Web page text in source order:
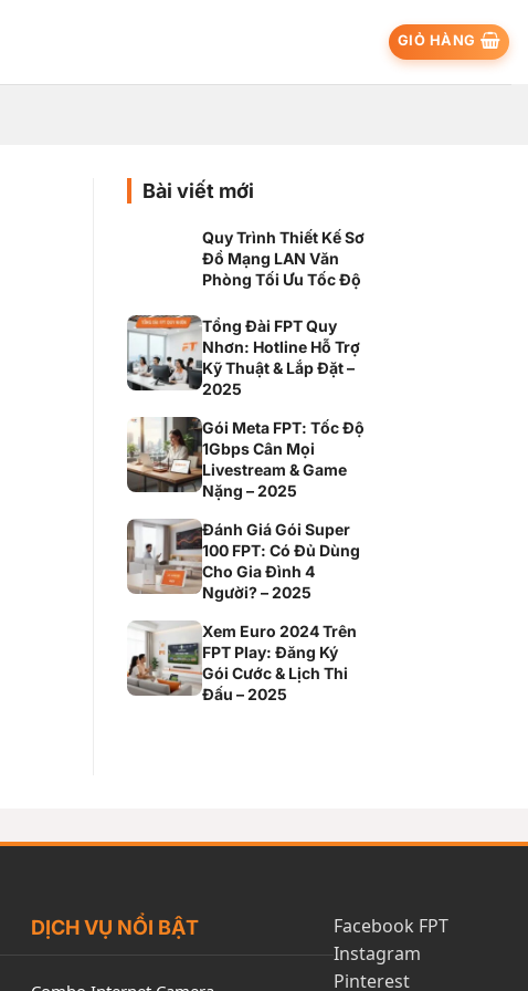
GIỎ HÀNG
Bài viết mới
Quy Trình Thiết Kế Sơ
Đồ Mạng LAN Văn
Phòng Tối Ưu Tốc Độ
Tổng Đài FPT Quy
Nhơn: Hotline Hỗ Trợ
Kỹ Thuật & Lắp Đặt –
2025
Gói Meta FPT: Tốc Độ
1Gbps Cân Mọi
Livestream & Game
Nặng – 2025
Đánh Giá Gói Super
100 FPT: Có Đủ Dùng
Cho Gia Đình 4
Người? – 2025
Xem Euro 2024 Trên
FPT Play: Đăng Ký
Gói Cước & Lịch Thi
Đấu – 2025
DỊCH VỤ NỔI BẬT
Facebook FPT
Instagram
Pinterest